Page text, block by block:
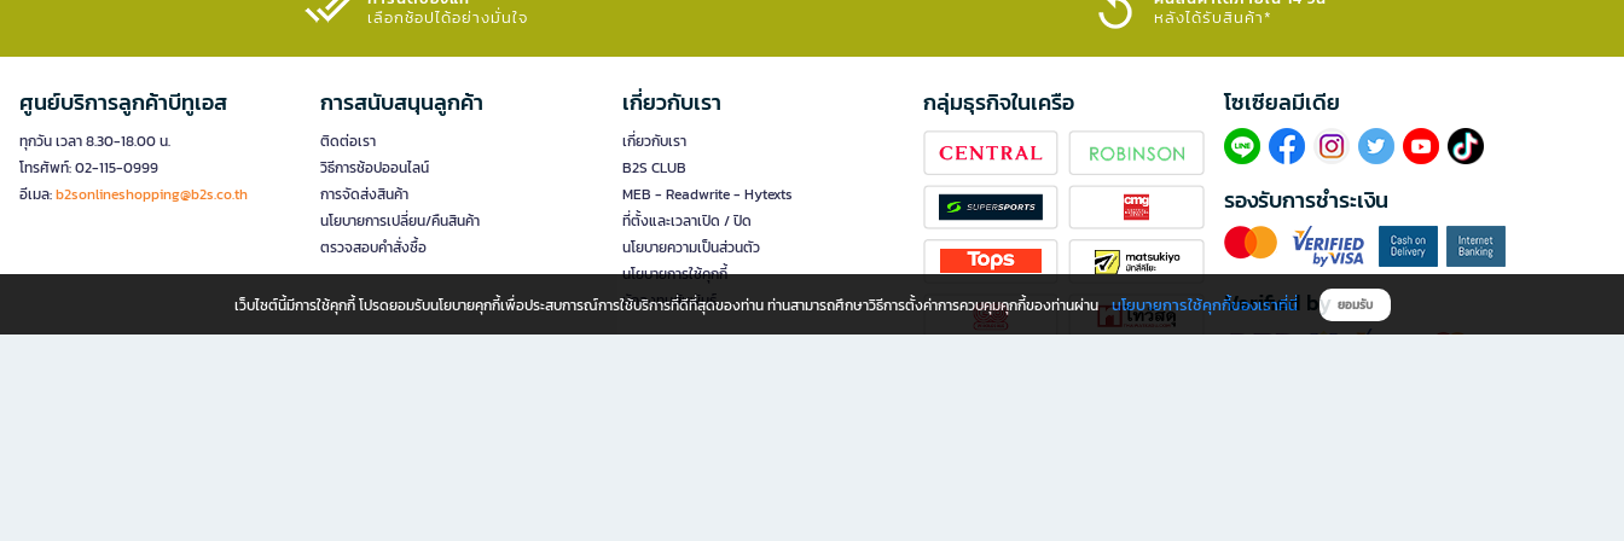
เลือกช้อปได้อย่างมั่นใจ​
หลังได้รับสินค้า*
ศูนย์บริการลูกค้าบีทูเอส
ทุกวัน เวลา 8.30-18.00 น.
โทรศัพท์: 02-115-0999
อีเมล:b2sonlineshopping@b2s.co.th
การสนับสนุนลูกค้า
ติดต่อเรา
วิธีการช้อปออนไลน์
การจัดส่งสินค้า
นโยบายการเปลี่ยน/คืนสินค้า
ตรวจสอบคำสั่งซื้อ
เกี่ยวกับเรา
เกี่ยวกับเรา
B2S CLUB
MEB - Readwrite - Hytexts
ที่ตั้งและเวลาเปิด / ปิด
นโยบายความเป็นส่วนตัว
นโยบายการใช้คุกกี้
นักลงทุนสัมพันธ์
กลุ่มธุรกิจในเครือ โซเซียลมีเดีย​
รองรับการชำระเงิน
Verified by
เว็บไซต์นี้มีการใช้คุกกี้ โปรดยอมรับนโยบายคุกกี้เพื่อประสบการณ์การใช้บริการที่ดีที่สุดของท่าน ท่านสามารถศึกษาวิธีการตั้งค่าการควบคุมคุกกี้ของท่านผ่าน นโยบายการใช้คุกกี้ของเราที่นี่ ยอมรับ